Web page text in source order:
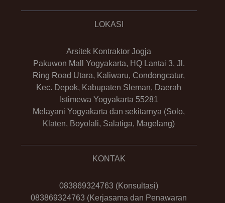
LOKASI
Arsitek Kontraktor Jogja
Pakuwon Mall Yogyakarta, HQ Lantai 3, Jl.
Ring Road Utara, Kaliwaru, Condongcatur,
Kec. Depok, Kabupaten Sleman, Daerah
Istimewa Yogyakarta 55281
Melayani Yogyakarta dan sekitarnya (Solo,
Klaten, Boyolali, Salatiga, Magelang)
KONTAK
083869324763 (Konsultasi)
083869324763 (Kerjasama dan Penawaran